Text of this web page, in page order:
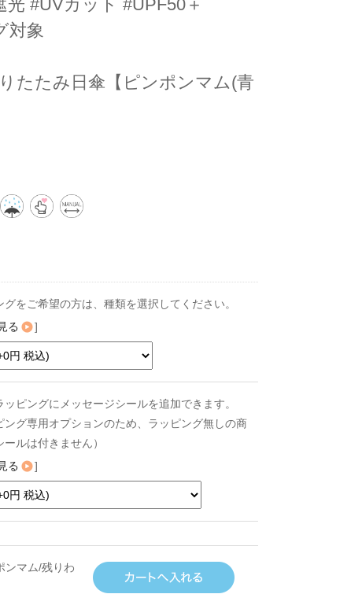
光 #UVカット #UPF50＋
対象
たたみ日傘【ピンポンマム(青
グをご希望の方は、種類を選択してください。
る ]
ッピングにメッセージシールを追加できます。
ング専用オプションのため、ラッピング無しの商
ールは付きません）
る ]
ンマム/残りわ